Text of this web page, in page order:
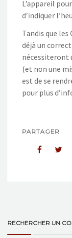
L’appareil
d’indiquer
Tandis que
déjà un
nécessiteront
(et non une
est de se
pour plus
PARTAGER
RECHERCHER UN